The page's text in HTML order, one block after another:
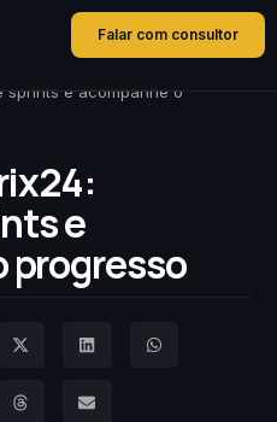
Falar com consultor
sprints e acompanhe o
e
progresso